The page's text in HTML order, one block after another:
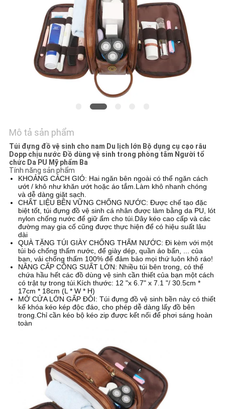
POLICY
Mô tả sản phẩm
Túi đựng đồ vệ sinh cho nam Du lịch lớn Bộ dụng cụ cạo râu
Dopp chịu nước Đồ dùng vệ sinh trong phòng tắm Người tổ
chức Da PU Mỹ phẩm Ba
Tính năng sản phẩm
KHOẢNG CÁCH GIÓ: Hai ngăn bên ngoài có thể ngăn cách
ướt / khô như khăn ướt hoặc áo tắm.Làm khô nhanh chóng
và dễ dàng giặt sạch.
CHẤT LIỆU BỀN VỮNG CHỐNG NƯỚC: Được chế tạo đặc
biệt tốt, túi đựng đồ vệ sinh cá nhân được làm bằng da PU, lót
nylon chống nước để giữ ẩm cho túi.Dây kéo cao cấp và các
đường may gia cố cũng được thực hiện để có hiệu suất lâu
dài
QUÀ TẶNG TÚI GIÀY CHỐNG THẤM NƯỚC: Đi kèm với một
túi bó chống thấm nước, để giày dép, quần áo bẩn, ... của
bạn, vải chống thấm 100% để đảm bảo mọi thứ luôn khô ráo!
NÂNG CẤP CÔNG SUẤT LỚN: Nhiều túi bên trong, có thể
chứa hầu hết các đồ dùng vệ sinh cần thiết của bạn một cách
có trật tự trong túi.Kích thước: 12 "x 6.7" x 7.1 "/ 30.5cm *
17cm * 18cm (L * W * H)
MỞ CỬA LỚN GẤP ĐÔI: Túi đựng đồ vệ sinh bền này có thiết
kế khóa kéo kép độc đáo, cho phép dễ dàng lấy đồ bên
trong.Chỉ cần kéo bộ kéo zip được kết nối để phơi sáng hoàn
toàn